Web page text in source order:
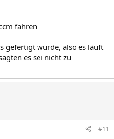
fahren.
gefertigt wurde, also es läuft
es sei nicht zu
#11